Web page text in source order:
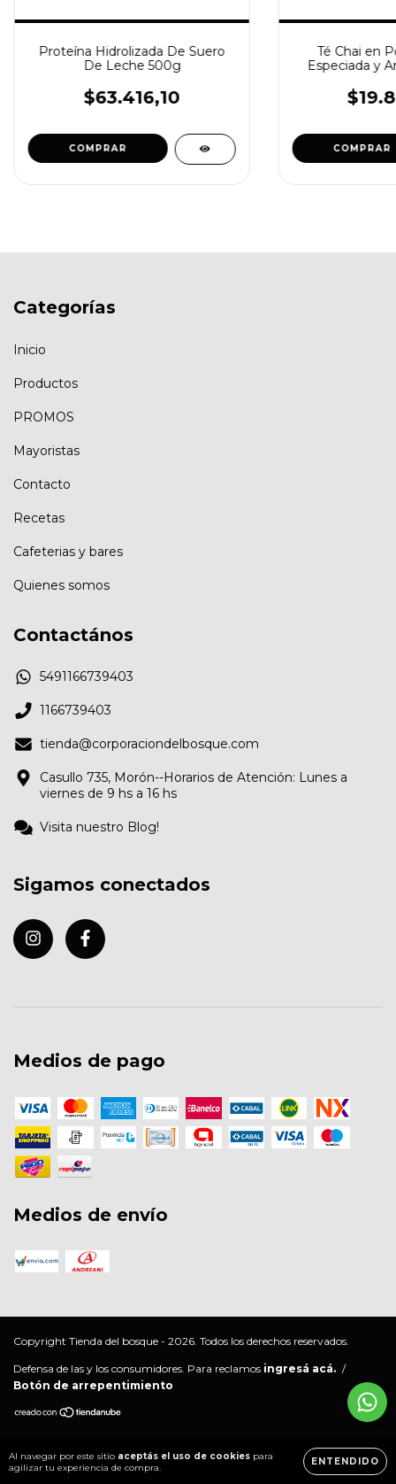
Al navegar por este sitio aceptás el uso de cookies para
agilizar tu experiencia de compra.
ENTENDIDO
Proteína Hidrolizada De Suero
De Leche 500g
$63.416,10
COMPRAR
Té Chai en
Especiada y
COMPRAR
Categorías
Inicio
Productos
PROMOS
Mayoristas
Contacto
Recetas
Cafeterias y bares
Quienes somos
Contactános
5491166739403
1166739403
tienda@corporaciondelbosque.com
Casullo 735, Morón--Horarios de Atención: Lunes a
viernes de 9 hs a 16 hs
Visita nuestro Blog!
Sigamos conectados
Medios de pago
Medios de envío
Copyright Tienda del bosque - 2026. Todos los derechos reservados.
Defensa de las y los consumidores. Para reclamos ingresá acá. /
Botón de arrepentimiento